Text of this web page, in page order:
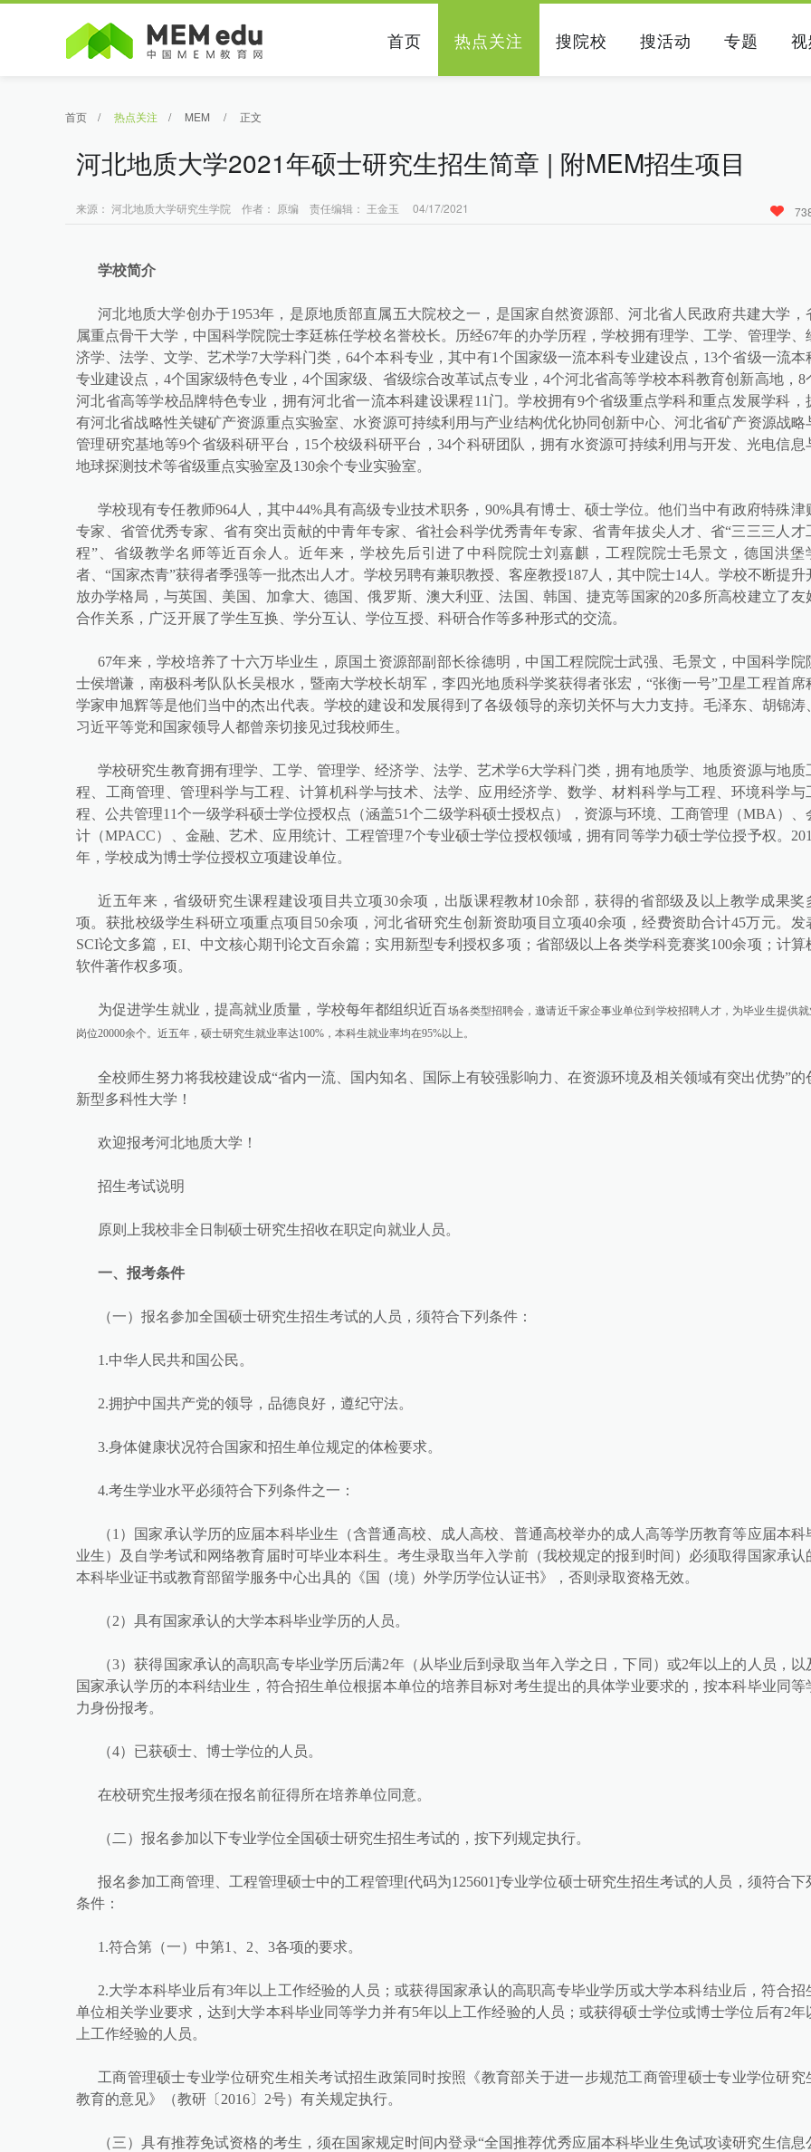
首页 热点关注 搜院校 搜活动 专题
首页 / 热点关注 / MEM / 正文
河北地质大学2021年硕士研究生招生简章 | 附MEM招生项目
来源： 河北地质大学研究生学院 作者： 原编 责任编辑： 王金玉 04/17/2021
学校简介
河北地质大学创办于1953年，是原地质部直属五大院校之一，是国家自然资源部、河北省人民政府共建大学，
属重点骨干大学，中国科学院院士李廷栋任学校名誉校长。历经67年的办学历程，学校拥有理学、工学、管理学、
济学、法学、文学、艺术学7大学科门类，64个本科专业，其中有1个国家级一流本科专业建设点，13个省级一流本
专业建设点，4个国家级特色专业，4个国家级、省级综合改革试点专业，4个河北省高等学校本科教育创新高地，8
河北省高等学校品牌特色专业，拥有河北省一流本科建设课程11门。学校拥有9个省级重点学科和重点发展学科，
有河北省战略性关键矿产资源重点实验室、水资源可持续利用与产业结构优化协同创新中心、河北省矿产资源战略
管理研究基地等9个省级科研平台，15个校级科研平台，34个科研团队，拥有水资源可持续利用与开发、光电信息
地球探测技术等省级重点实验室及130余个专业实验室。
学校现有专任教师964人，其中44%具有高级专业技术职务，90%具有博士、硕士学位。他们当中有政府特殊津
专家、省管优秀专家、省有突出贡献的中青年专家、省社会科学优秀青年专家、省青年拔尖人才、省“三三三人才
程”、省级教学名师等近百余人。近年来，学校先后引进了中科院院士刘嘉麒，工程院院士毛景文，德国洪堡
者、“国家杰青”获得者季强等一批杰出人才。学校另聘有兼职教授、客座教授187人，其中院士14人。学校不断提升
放办学格局，与英国、美国、加拿大、德国、俄罗斯、澳大利亚、法国、韩国、捷克等国家的20多所高校建立了友
合作关系，广泛开展了学生互换、学分互认、学位互授、科研合作等多种形式的交流。
67年来，学校培养了十六万毕业生，原国土资源部副部长徐德明，中国工程院院士武强、毛景文，中国科学院
士侯增谦，南极科考队队长吴根水，暨南大学校长胡军，李四光地质科学奖获得者张宏，“张衡一号”卫星工程首席
学家申旭辉等是他们当中的杰出代表。学校的建设和发展得到了各级领导的亲切关怀与大力支持。毛泽东、胡锦涛
习近平等党和国家领导人都曾亲切接见过我校师生。
学校研究生教育拥有理学、工学、管理学、经济学、法学、艺术学6大学科门类，拥有地质学、地质资源与地质
程、工商管理、管理科学与工程、计算机科学与技术、法学、应用经济学、数学、材料科学与工程、环境科学与
程、公共管理11个一级学科硕士学位授权点（涵盖51个二级学科硕士授权点），资源与环境、工商管理（MBA）、
计（MPACC）、金融、艺术、应用统计、工程管理7个专业硕士学位授权领域，拥有同等学力硕士学位授予权。
年，学校成为博士学位授权立项建设单位。
近五年来，省级研究生课程建设项目共立项30余项，出版课程教材10余部，获得的省部级及以上教学成果奖
项。获批校级学生科研立项重点项目50余项，河北省研究生创新资助项目立项40余项，经费资助合计45万元。发
SCI论文多篇，EI、中文核心期刊论文百余篇；实用新型专利授权多项；省部级以上各类学科竞赛奖100余项；计算
软件著作权多项。
为促进学生就业，提高就业质量，学校每年都组织近百场各类型招聘会，邀请近千家企事业单位到学校招聘人才，为毕业生提供就
岗位20000余个。近五年，硕士研究生就业率达100%，本科生就业率均在95%以上。
全校师生努力将我校建设成“省内一流、国内知名、国际上有较强影响力、在资源环境及相关领域有突出优势”的
新型多科性大学！
欢迎报考河北地质大学！
招生考试说明
原则上我校非全日制硕士研究生招收在职定向就业人员。
一、报考条件
（一）报名参加全国硕士研究生招生考试的人员，须符合下列条件：
1.中华人民共和国公民。
2.拥护中国共产党的领导，品德良好，遵纪守法。
3.身体健康状况符合国家和招生单位规定的体检要求。
4.考生学业水平必须符合下列条件之一：
（1）国家承认学历的应届本科毕业生（含普通高校、成人高校、普通高校举办的成人高等学历教育等应届本科
业生）及自学考试和网络教育届时可毕业本科生。考生录取当年入学前（我校规定的报到时间）必须取得国家承认
本科毕业证书或教育部留学服务中心出具的《国（境）外学历学位认证书》，否则录取资格无效。
（2）具有国家承认的大学本科毕业学历的人员。
（3）获得国家承认的高职高专毕业学历后满2年（从毕业后到录取当年入学之日，下同）或2年以上的人员，以
国家承认学历的本科结业生，符合招生单位根据本单位的培养目标对考生提出的具体学业要求的，按本科毕业同等
力身份报考。
（4）已获硕士、博士学位的人员。
在校研究生报考须在报名前征得所在培养单位同意。
（二）报名参加以下专业学位全国硕士研究生招生考试的，按下列规定执行。
报名参加工商管理、工程管理硕士中的工程管理[代码为125601]专业学位硕士研究生招生考试的人员，须符合下
条件：
1.符合第（一）中第1、2、3各项的要求。
2.大学本科毕业后有3年以上工作经验的人员；或获得国家承认的高职高专毕业学历或大学本科结业后，符合招
单位相关学业要求，达到大学本科毕业同等学力并有5年以上工作经验的人员；或获得硕士学位或博士学位后有2年
上工作经验的人员。
工商管理硕士专业学位研究生相关考试招生政策同时按照《教育部关于进一步规范工商管理硕士专业学位研究
教育的意见》（教研〔2016〕2号）有关规定执行。
（三）具有推荐免试资格的考生，须在国家规定时间内登录“全国推荐优秀应届本科毕业生免试攻读研究生信息